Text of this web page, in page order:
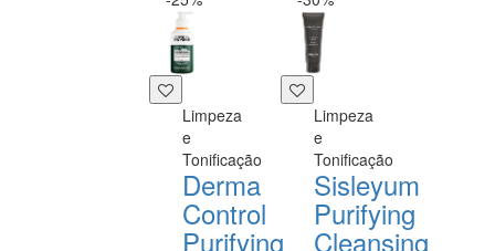
Limpeza
e
Tonificação
Derma
Control
Purifying
Limpeza
e
Tonificação
Sisleyum
Purifying
Cleansing